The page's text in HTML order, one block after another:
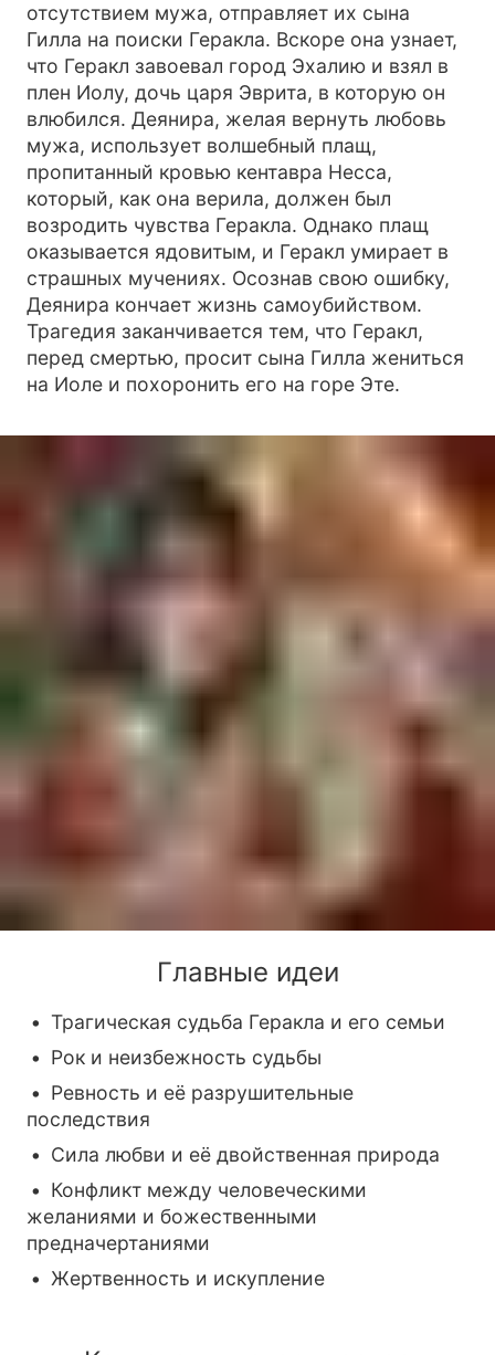
отсутствием мужа, отправляет их сына
Гилла на поиски Геракла. Вскоре она узнает,
что Геракл завоевал город Эхалию и взял в
плен Иолу, дочь царя Эврита, в которую он
влюбился. Деянира, желая вернуть любовь
мужа, использует волшебный плащ,
пропитанный кровью кентавра Несса,
который, как она верила, должен был
возродить чувства Геракла. Однако плащ
оказывается ядовитым, и Геракл умирает в
страшных мучениях. Осознав свою ошибку,
Деянира кончает жизнь самоубийством.
Трагедия заканчивается тем, что Геракл,
перед смертью, просит сына Гилла жениться
на Иоле и похоронить его на горе Эте.
Главные идеи
Трагическая судьба Геракла и его семьи
Рок и неизбежность судьбы
Ревность и её разрушительные
последствия
Сила любви и её двойственная природа
Конфликт между человеческими
желаниями и божественными
предначертаниями
Жертвенность и искупление